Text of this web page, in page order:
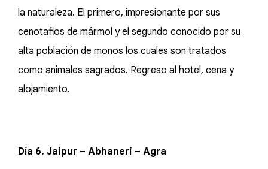
la naturaleza. El primero, impresionante por sus
cenotafios de mármol y el segundo conocido por su
alta población de monos los cuales son tratados
como animales sagrados. Regreso al hotel, cena y
alojamiento.
Día 6. Jaipur – Abhaneri – Agra